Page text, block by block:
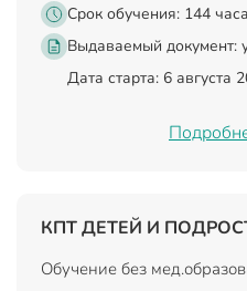
Срок обучения: 144 часа
Выдаваемый документ:
Дата старта: 6 августа
КПТ ДЕТЕЙ И
Обучение без